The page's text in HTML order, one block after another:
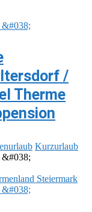
/
Therme
Kurzurlaub
Steiermark